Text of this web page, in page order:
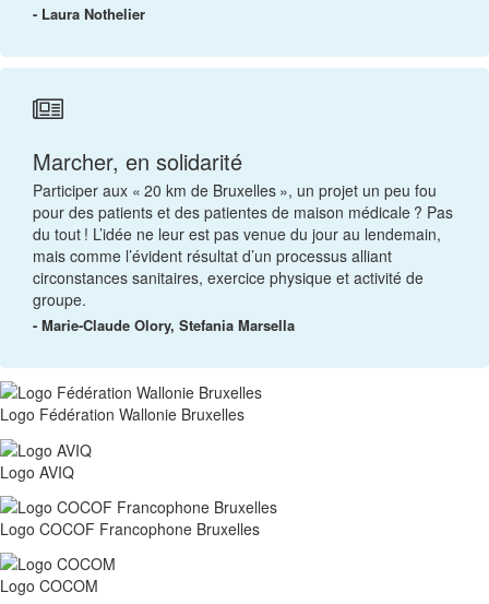
- Laura Nothelier
Marcher, en solidarité
Participer aux « 20 km de Bruxelles », un projet un peu fou
pour des patients et des patientes de maison médicale ? Pas
du tout ! L’idée ne leur est pas venue du jour au lendemain,
mais comme l’évident résultat d’un processus alliant
circonstances sanitaires, exercice physique et activité de
groupe.
- Marie-Claude Olory, Stefania Marsella
Logo Fédération Wallonie Bruxelles
Logo AVIQ
Logo COCOF Francophone Bruxelles
Logo COCOM